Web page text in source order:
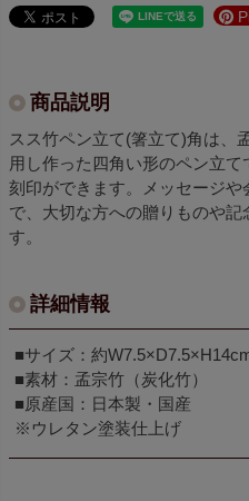
商品説明
スス竹ペン立て(箸立て)角は、
用し作った四角い形のペン立
刻印ができます。メッセージ
で、大切な方への贈りものや
す。
詳細情報
■サイズ：約
■素材：孟宗竹（炭化竹）
■原産国：日本製・国産
※ウレタン塗装仕上げ